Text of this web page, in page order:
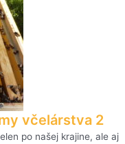
včelárstva 2
po našej krajine, ale aj